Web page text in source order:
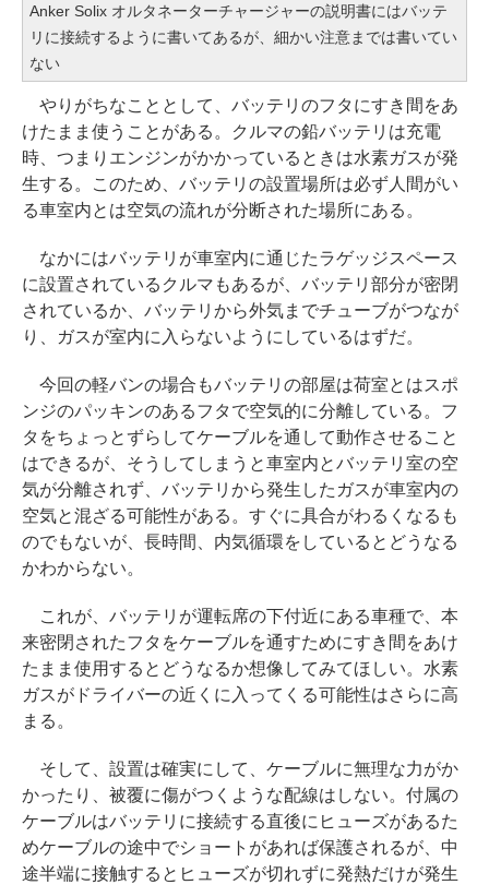
Anker Solix オルタネーターチャージャーの説明書にはバッテ
リに接続するように書いてあるが、細かい注意までは書いてい
ない
やりがちなこととして、バッテリのフタにすき間をあ
けたまま使うことがある。クルマの鉛バッテリは充電
時、つまりエンジンがかかっているときは水素ガスが発
生する。このため、バッテリの設置場所は必ず人間がい
る車室内とは空気の流れが分断された場所にある。
なかにはバッテリが車室内に通じたラゲッジスペース
に設置されているクルマもあるが、バッテリ部分が密閉
されているか、バッテリから外気までチューブがつなが
り、ガスが室内に入らないようにしているはずだ。
今回の軽バンの場合もバッテリの部屋は荷室とはスポ
ンジのパッキンのあるフタで空気的に分離している。フ
タをちょっとずらしてケーブルを通して動作させること
はできるが、そうしてしまうと車室内とバッテリ室の空
気が分離されず、バッテリから発生したガスが車室内の
空気と混ざる可能性がある。すぐに具合がわるくなるも
のでもないが、長時間、内気循環をしているとどうなる
かわからない。
これが、バッテリが運転席の下付近にある車種で、本
来密閉されたフタをケーブルを通すためにすき間をあけ
たまま使用するとどうなるか想像してみてほしい。水素
ガスがドライバーの近くに入ってくる可能性はさらに高
まる。
そして、設置は確実にして、ケーブルに無理な力がか
かったり、被覆に傷がつくような配線はしない。付属の
ケーブルはバッテリに接続する直後にヒューズがあるた
めケーブルの途中でショートがあれば保護されるが、中
途半端に接触するとヒューズが切れずに発熱だけが発生